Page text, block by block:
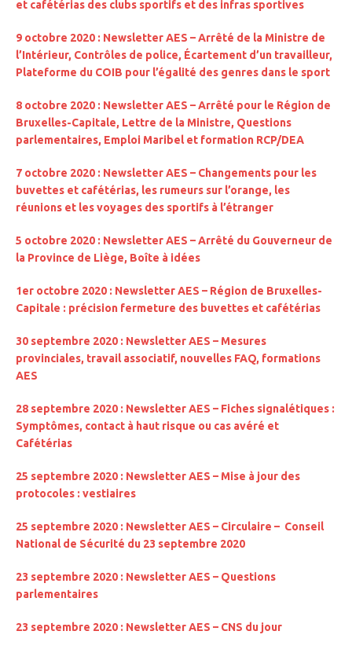
et cafétérias des clubs sportifs et des infras sportives
9 octobre 2020 : Newsletter AES – Arrêté de la Ministre de
l’Intérieur, Contrôles de police, Écartement d’un travailleur,
Plateforme du COIB pour l’égalité des genres dans le sport
8 octobre 2020 : Newsletter AES – Arrêté pour le Région de
Bruxelles-Capitale, Lettre de la Ministre, Questions
parlementaires, Emploi Maribel et formation RCP/DEA
7 octobre 2020 : Newsletter AES – Changements pour les
buvettes et cafétérias, les rumeurs sur l’orange, les
réunions et les voyages des sportifs à l’étranger
5 octobre 2020 : Newsletter AES – Arrêté du Gouverneur de
la Province de Liège, Boîte à idées
1er octobre 2020 : Newsletter AES – Région de Bruxelles-
Capitale : précision fermeture des buvettes et cafétérias
30 septembre 2020 : Newsletter AES – Mesures
provinciales, travail associatif, nouvelles FAQ, formations
AES
28 septembre 2020 : Newsletter AES – Fiches signalétiques :
Symptômes, contact à haut risque ou cas avéré et
Cafétérias
25 septembre 2020 : Newsletter AES – Mise à jour des
protocoles : vestiaires
25 septembre 2020 : Newsletter AES – Circulaire – Conseil
National de Sécurité du 23 septembre 2020
23 septembre 2020 : Newsletter AES – Questions
parlementaires
23 septembre 2020 : Newsletter AES – CNS du jour